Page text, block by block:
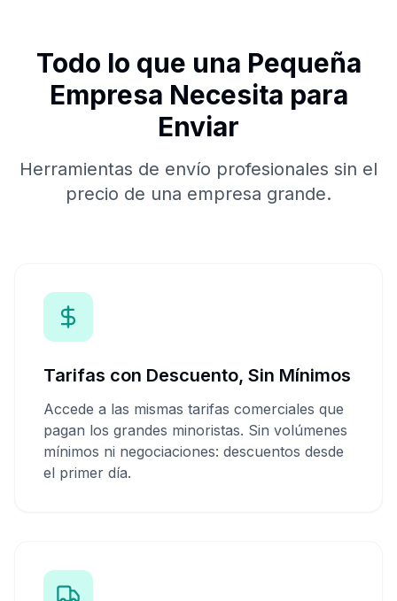
Todo lo que una Pequeña
Empresa Necesita para
Enviar
Herramientas de envío profesionales sin el
precio de una empresa grande.
Tarifas con Descuento, Sin Mínimos
Accede a las mismas tarifas comerciales que
pagan los grandes minoristas. Sin volúmenes
mínimos ni negociaciones: descuentos desde
el primer día.